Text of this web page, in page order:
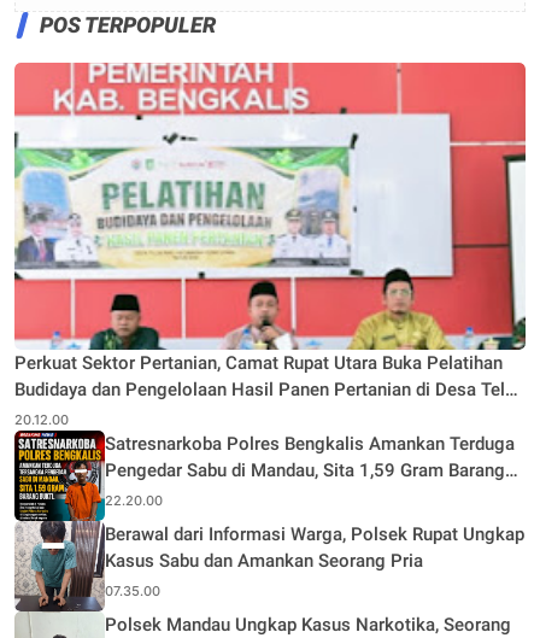
POS TERPOPULER
Perkuat Sektor Pertanian, Camat Rupat Utara Buka Pelatihan
Budidaya dan Pengelolaan Hasil Panen Pertanian di Desa Teluk
Rhu
20.12.00
Satresnarkoba Polres Bengkalis Amankan Terduga
Pengedar Sabu di Mandau, Sita 1,59 Gram Barang
Bukti
22.20.00
Berawal dari Informasi Warga, Polsek Rupat Ungkap
Kasus Sabu dan Amankan Seorang Pria
07.35.00
Polsek Mandau Ungkap Kasus Narkotika, Seorang